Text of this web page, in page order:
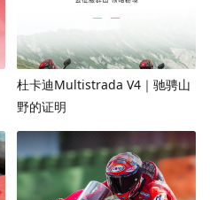
杜卡迪Multistrada V4｜驰骋山
野的证明